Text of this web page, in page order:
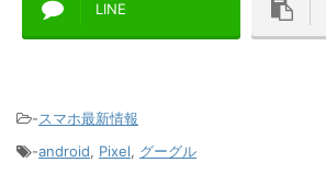
LINE
-スマホ最新情報
-android, Pixel, グーグル